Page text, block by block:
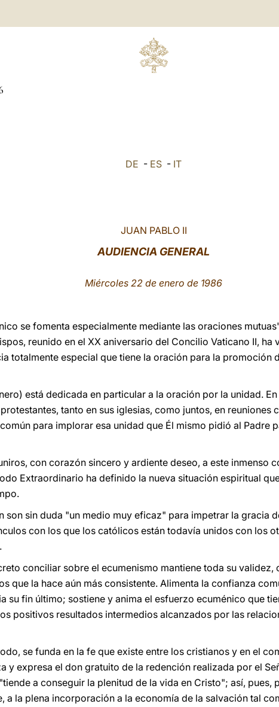
DE - ES - IT
JUAN PABLO II
AUDIENCIA GENERAL
Miércoles 22 de enero de 1986
se fomenta especialmente mediante las oraciones
reunido en el XX aniversario del Concilio Vaticano II, ha
totalmente especial que tiene la oración para la promoción
está dedicada en particular a la oración por la unidad.
tanto en sus iglesias, como juntos, en reuniones
para implorar esa unidad que Él mismo pidió al Padre
con corazón sincero y ardiente deseo, a este inmenso
Extraordinario ha definido la nueva situación espiritual
son sin duda "un medio muy eficaz" para impetrar la gracia
con los que los católicos están todavía unidos con los
conciliar sobre el ecumenismo mantiene toda su validez,
que la hace aún más consistente. Alimenta la confianza
su fin último; sostiene y anima el esfuerzo ecuménico que
positivos resultados intermedios alcanzados por las
se funda en la fe que existe entre los cristianos y en el
y expresa el don gratuito de la redención realizada por el
a conseguir la plenitud de la vida en Cristo"; así, pues,
a la plena incorporación a la economía de la salvación tal